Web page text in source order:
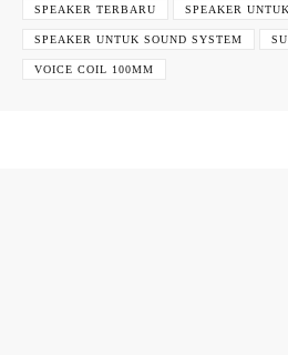
SPEAKER TERBARU SPEAKER
SPEAKER UNTUK SOUND SYSTEM
VOICE COIL 100MM